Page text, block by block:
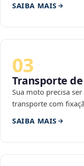
SAIBA MAIS
03
Transporte
Sua moto precisa
transporte com
SAIBA MAIS